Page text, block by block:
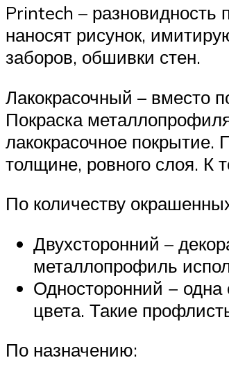
Printech – разновидность
наносят рисунок,
заборов, обшивки стен.
Лакокрасочный – вместо
Покраска
лакокрасочное покрытие.
толщине, ровного слоя. К
По количеству
Двухсторонний –
металлопрофиль
Односторонний − одна
цвета. Такие
По назначению: